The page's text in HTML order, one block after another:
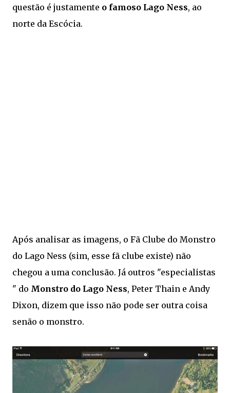
questão é justamente o famoso Lago Ness, ao
norte da Escócia.
Após analisar as imagens, o Fã Clube do Monstro
do Lago Ness (sim, esse fã clube existe) não
chegou a uma conclusão. Já outros "especialistas
" do Monstro do Lago Ness, Peter Thain e Andy
Dixon, dizem que isso não pode ser outra coisa
senão o monstro.